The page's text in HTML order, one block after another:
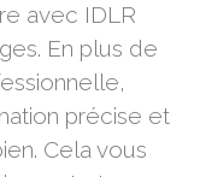
avec IDLR
En plus de
précise et
Cela vous